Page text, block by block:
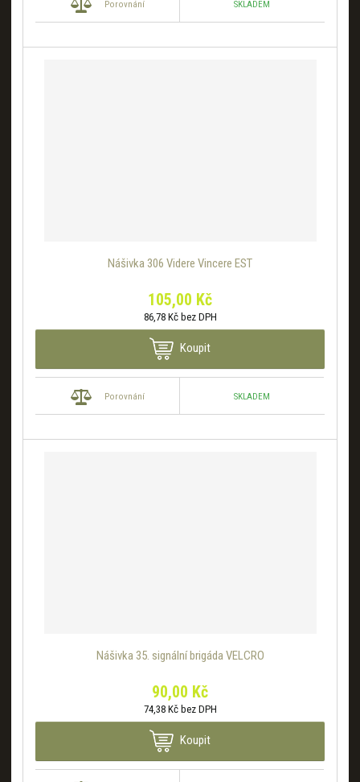
Porovnání SKLADEM
Nášivka 306 Videre Vincere EST
105,00 Kč
86,78 Kč bez DPH
Koupit
Porovnání SKLADEM
Nášivka 35. signální brigáda VELCRO
90,00 Kč
74,38 Kč bez DPH
Koupit